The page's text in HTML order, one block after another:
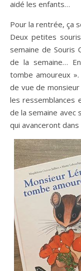
aidé les enfants…
Pour la rentrée, ça
Deux petites
semaine de Souris
de la semaine…
tombe amoureux
de vue de
les ressemblances
de la semaine
qui avanceront